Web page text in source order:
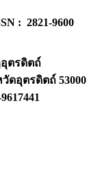
: 2821-9600
ตรดิตถ์
ดอุตรดิตถ์ 53000